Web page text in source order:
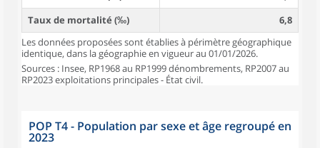
Taux de mortalité (‰)
6,8
Les données proposées sont établies à périmètre géographique
identique, dans la géographie en vigueur au 01/01/2026.
Sources : Insee, RP1968 au RP1999 dénombrements, RP2007 au
RP2023 exploitations principales - État civil.
POP T4 - Population par sexe et âge regroupé en
2023